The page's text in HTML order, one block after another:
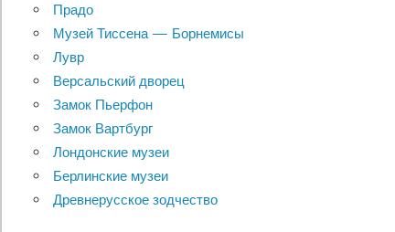
Прадо
Музей Тиссена — Борнемисы
Лувр
Версальский дворец
Замок Пьерфон
Замок Вартбург
Лондонские музеи
Берлинские музеи
Древнерусское зодчество